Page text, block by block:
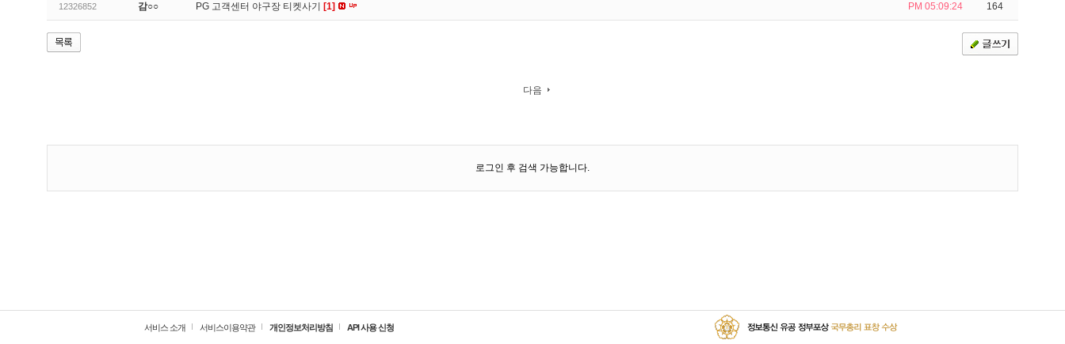
12326852 감○○ PG 고객센터 야구장 티켓사기 [1] PM 05:09:24 164
다음
로그인 후 검색 가능합니다.
서비스 소개 서비스이용약관 개인정보처리방침 API 사용 신청